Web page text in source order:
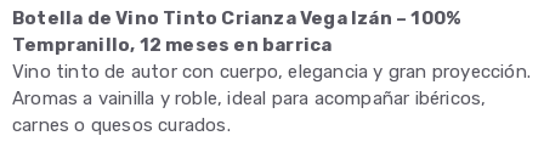
era:
14,50 €.
es:
10,15 €.
Botella de Vino Tinto Crianza Vega Izán – 100%
Tempranillo, 12 meses en barrica
Vino tinto de autor con cuerpo, elegancia y gran proyección.
Aromas a vainilla y roble, ideal para acompañar ibéricos,
carnes o quesos curados.